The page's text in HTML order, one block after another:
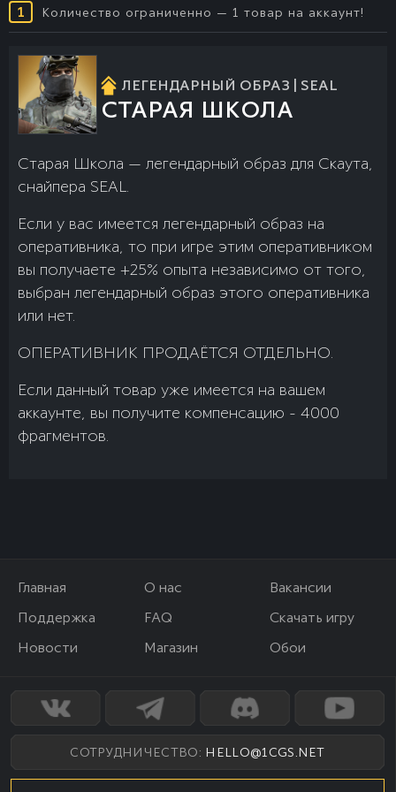
1 Количество ограниченно — 1 товар на аккаунт!
ЛЕГЕНДАРНЫЙ ОБРАЗ | SEAL
СТАРАЯ ШКОЛА
Старая Школа — легендарный образ для Скаута,
снайпера SEAL.
Если у вас имеется легендарный образ на
оперативника, то при игре этим оперативником
вы получаете +25% опыта независимо от того,
выбран легендарный образ этого оперативника
или нет.
ОПЕРАТИВНИК ПРОДАЁТСЯ ОТДЕЛЬНО.
Если данный товар уже имеется на вашем
аккаунте, вы получите компенсацию - 4000
фрагментов.
Главная О нас
Вакансии
Поддержка
FAQ
Скачать игру
Новости
Магазин Обои
СОТРУДНИЧЕСТВО: HELLO@1CGS.NET